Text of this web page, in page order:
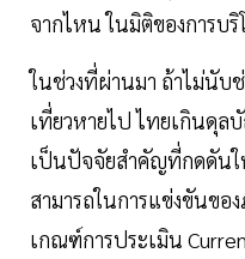
จากไหน ในมิติของการบ
ในช่วงที่ผ่านมา ถ้าไม่นับ
เที่ยวหายไป ไทยเกินดุล
เป็นปัจจัยสำคัญที่กดดันใ
สามารถในการแข่งขันขอ
เกณฑ์การประเมิน